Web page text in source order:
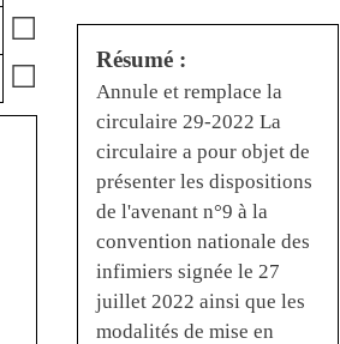
☐
☐
Résumé :
Annule et remplace la
circulaire 29-2022 La
circulaire a pour objet de
présenter les dispositions
de l'avenant n°9 à la
convention nationale des
infimiers signée le 27
juillet 2022 ainsi que les
modalités de mise en